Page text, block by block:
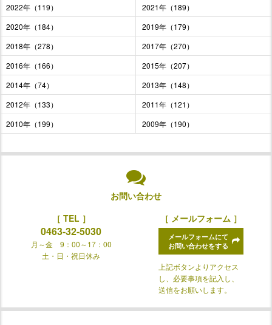
2022年（119）
2021年（189）
2020年（184）
2019年（179）
2018年（278）
2017年（270）
2016年（166）
2015年（207）
2014年（74）
2013年（148）
2012年（133）
2011年（121）
2010年（199）
2009年（190）
お問い合わせ
［ TEL ］
0463-32-5030
月～金 9：00～17：00
土・日・祝日休み
［ メールフォーム ］
メールフォームにて
お問い合わせをする
上記ボタンよりアクセス
し、必要事項を記入し、
送信をお願いします。